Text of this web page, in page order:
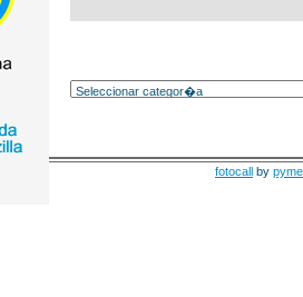
fotocall by